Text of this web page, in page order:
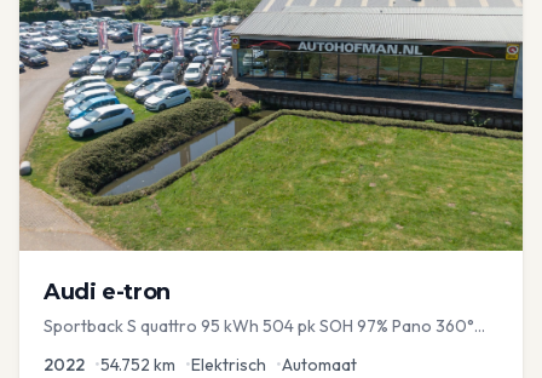
Audi e-tron
Sportback S quattro 95 kWh 504 pk SOH 97% Pano 360°
2022 •54.752 km •Elektrisch •Automaat